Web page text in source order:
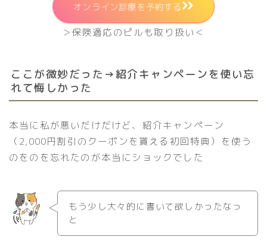
オンライン診療を予約する
＞保険適応のピルも取り扱い＜
ここが微妙だった →紹介キャンペーンを使い忘
れて悔しかった
本当に私が悪いだけだけど、紹介キャンペーン
（2,000円割引のクーポンを貰える初回特典）を使う
のをのを忘れたのが本当にショックでした
もう少し大々的に書いて欲しかったなっ
と